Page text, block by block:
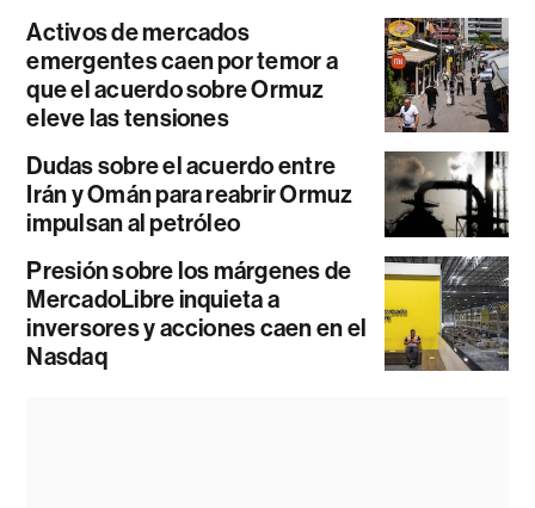
Activos de mercados
emergentes caen por temor a
que el acuerdo sobre Ormuz
eleve las tensiones
Dudas sobre el acuerdo entre
Irán y Omán para reabrir Ormuz
impulsan al petróleo
Presión sobre los márgenes de
MercadoLibre inquieta a
inversores y acciones caen en el
Nasdaq